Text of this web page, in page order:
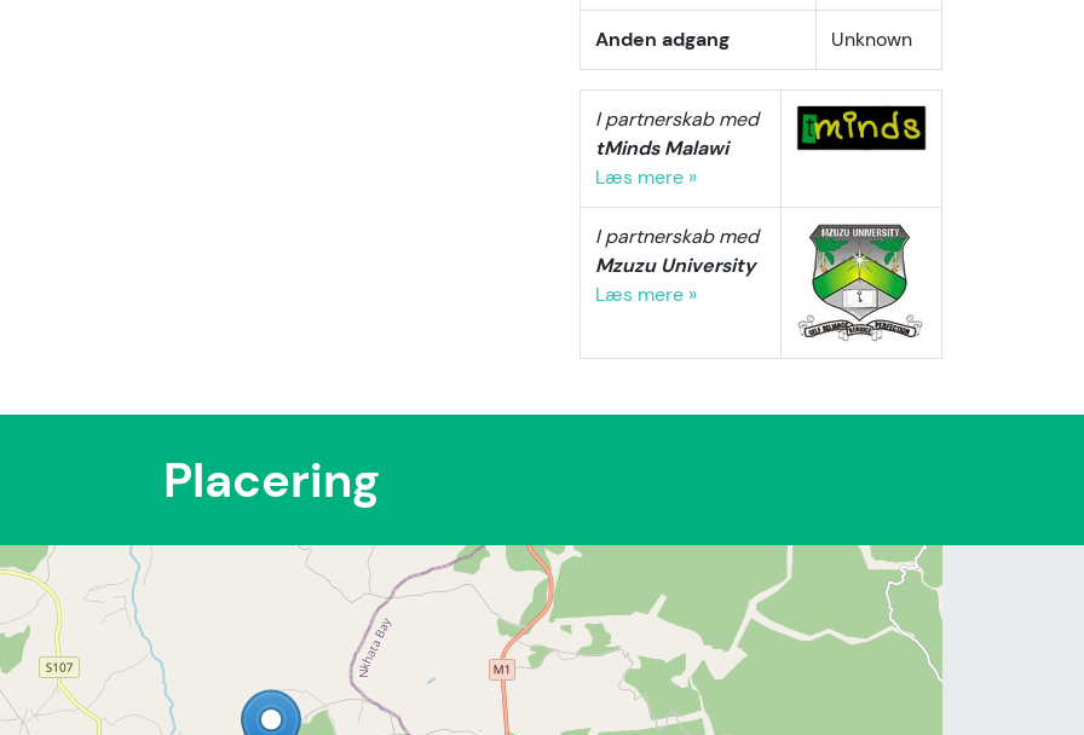
Anden adgang Unknown
I partnerskab med
tMinds Malawi
Læs mere »
I partnerskab med
Mzuzu University
Læs mere »
Placering